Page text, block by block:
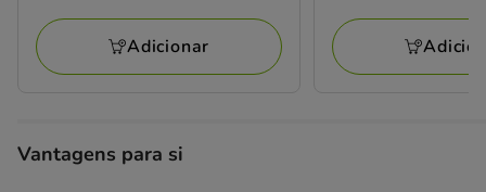
avaliações
43.72€
Adicionar
avaliações
43.72€
Vantagens para si